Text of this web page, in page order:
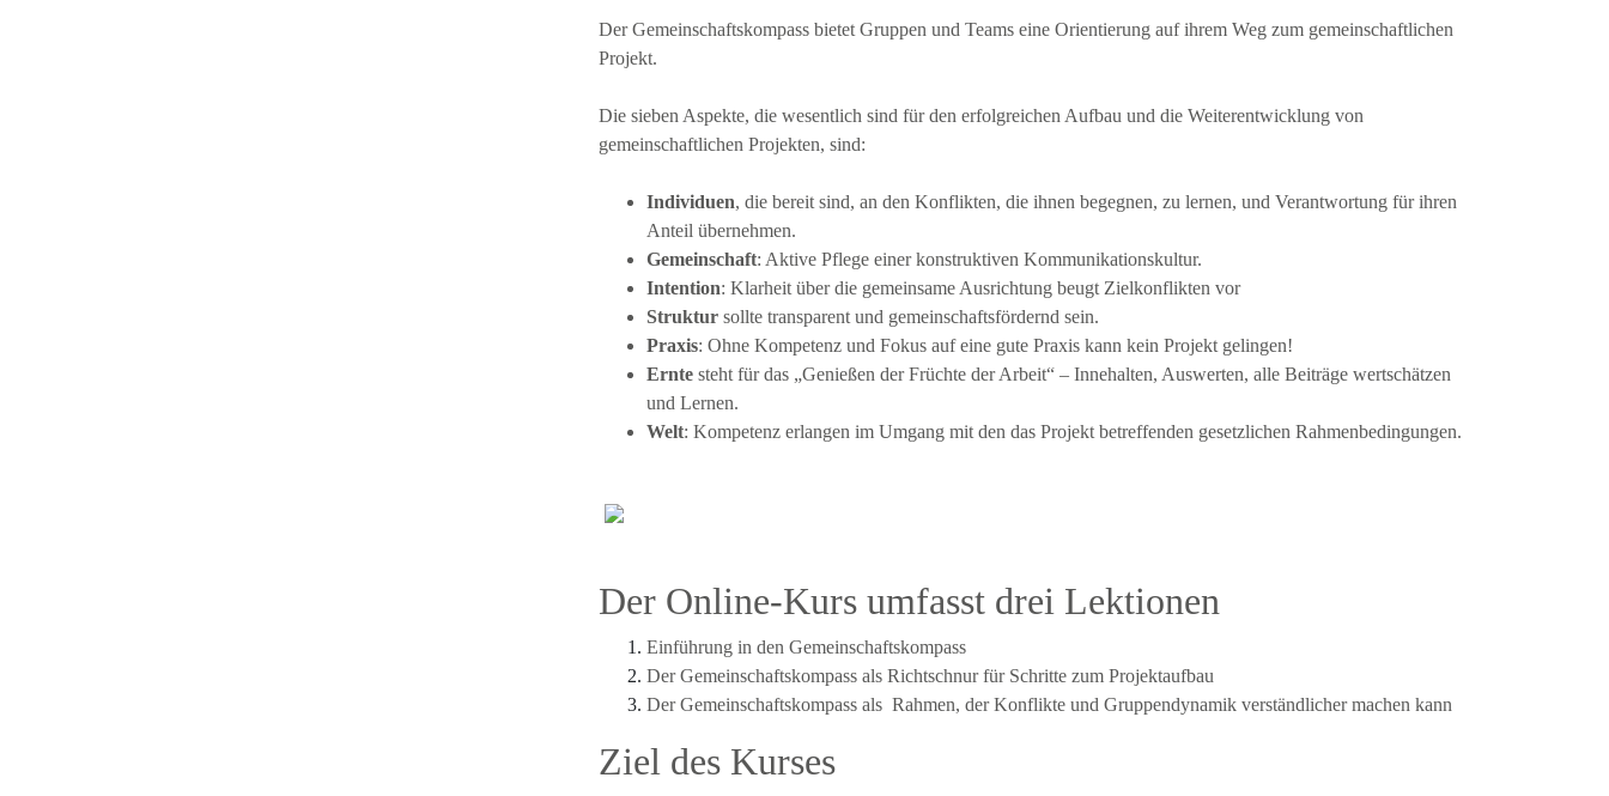
Der Gemeinschaftskompass bietet Gruppen und Teams eine Orientierung auf ihrem Weg zum gemeinschaftlichen
Projekt.
Die sieben Aspekte, die wesentlich sind für den erfolgreichen Aufbau und die Weiterentwicklung von
gemeinschaftlichen Projekten, sind:
Individuen, die bereit sind, an den Konflikten, die ihnen begegnen, zu lernen, und Verantwortung für ihren
Anteil übernehmen.
Gemeinschaft: Aktive Pflege einer konstruktiven Kommunikationskultur.
Intention: Klarheit über die gemeinsame Ausrichtung beugt Zielkonflikten vor
Struktur sollte transparent und gemeinschaftsfördernd sein.
Praxis: Ohne Kompetenz und Fokus auf eine gute Praxis kann kein Projekt gelingen!
Ernte steht für das „Genießen der Früchte der Arbeit“ – Innehalten, Auswerten, alle Beiträge wertschätzen
und Lernen.
Welt: Kompetenz erlangen im Umgang mit den das Projekt betreffenden gesetzlichen Rahmenbedingungen.
Der Online-Kurs umfasst drei Lektionen
Einführung in den Gemeinschaftskompass
Der Gemeinschaftskompass als Richtschnur für Schritte zum Projektaufbau
Der Gemeinschaftskompass als Rahmen, der Konflikte und Gruppendynamik verständlicher machen kann
Ziel des Kurses